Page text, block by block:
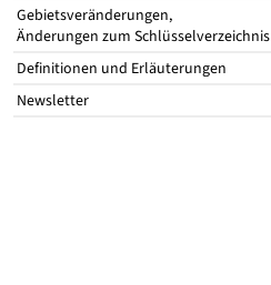
Gebietsveränderungen,
Änderungen zum Schlüsselverzeichnis
Definitionen und Erläuterungen
Newsletter